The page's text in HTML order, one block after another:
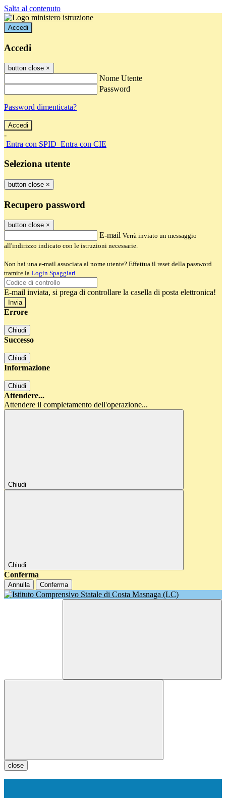
Salta al contenuto
Accedi
Accedi
button close ×
Nome Utente
Password
Password dimenticata?
-
Entra con SPID Entra con CIE
Seleziona utente
button close ×
Recupero password
button close ×
E-mail Verrà inviato un messaggio
all'indirizzo indicato con le istruzioni necessarie.
Non hai una e-mail associata al nome utente? Effettua il reset della password
tramite la Login Spaggiari
E-mail inviata, si prega di controllare la casella di posta elettronica!
Errore
Chiudi
Successo
Chiudi
Informazione
Chiudi
Attendere...
Attendere il completamento dell'operazione...
Chiudi
Chiudi
Conferma
Annulla Conferma
close